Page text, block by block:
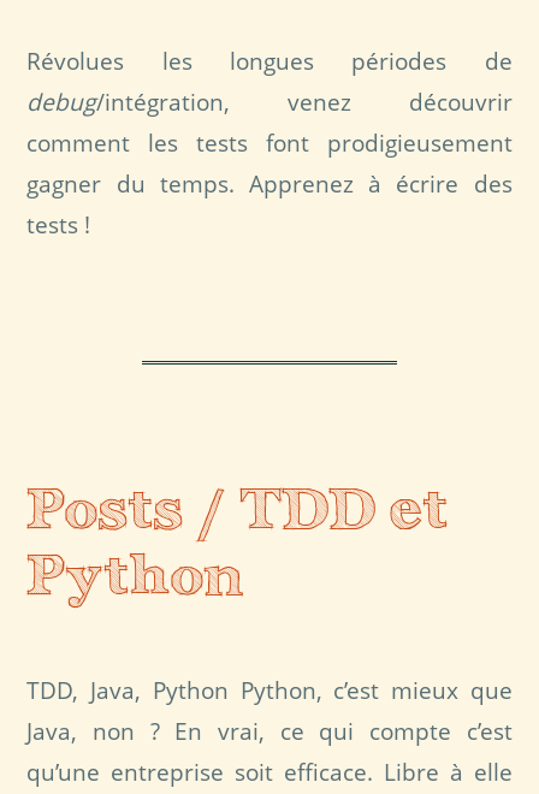
Révolues les longues périodes de
debug/intégration, venez découvrir
comment les tests font prodigieusement
gagner du temps. Apprenez à écrire des
tests !
Posts / TDD et
Python
TDD, Java, Python Python, c’est mieux que
Java, non ? En vrai, ce qui compte c’est
qu’une entreprise soit efficace. Libre à elle